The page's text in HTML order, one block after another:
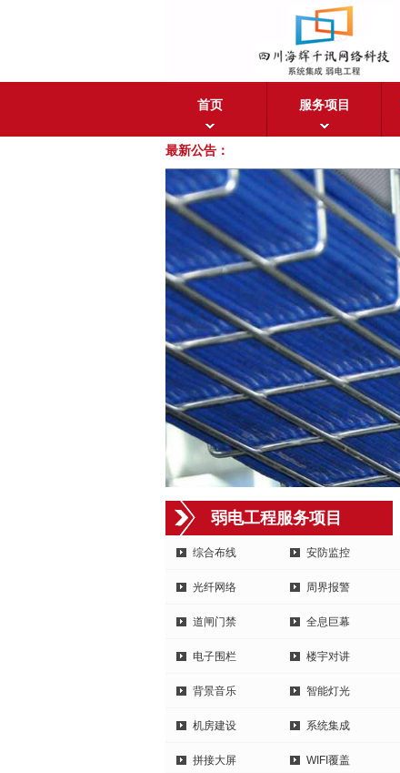
首页 服务项目
最新公告：
弱电工程服务项目
综合布线 安防监控
光纤网络 周界报警
道闸门禁 全息巨幕
电子围栏 楼宇对讲
背景音乐 智能灯光
机房建设 系统集成
拼接大屏 WIFI覆盖